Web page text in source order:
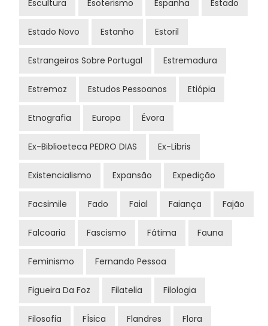
Escultura Esoterismo Espanha Estado
Estado Novo Estanho Estoril
Estrangeiros Sobre Portugal Estremadura
Estremoz Estudos Pessoanos Etiópia
Etnografia Europa Évora
Ex-Biblioeteca PEDRO DIAS Ex-Libris
Existencialismo Expansão Expedição
Facsimile Fado Faial Faiança Fajão
Falcoaria Fascismo Fátima Fauna
Feminismo Fernando Pessoa
Figueira Da Foz Filatelia Filologia
Filosofia FÍsica Flandres Flora